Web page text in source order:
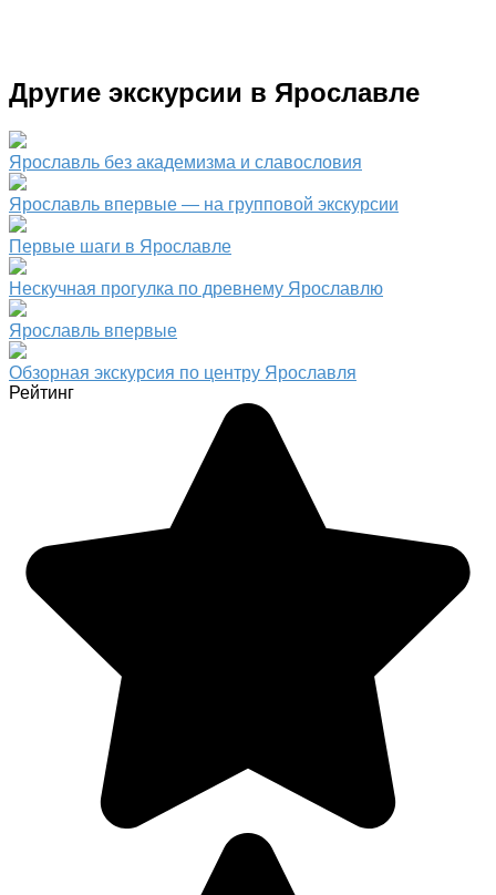
Другие экскурсии в Ярославле
Ярославль без академизма и славословия
Ярославль впервые — на групповой экскурсии
Первые шаги в Ярославле
Нескучная прогулка по древнему Ярославлю
Ярославль впервые
Обзорная экскурсия по центру Ярославля
Рейтинг